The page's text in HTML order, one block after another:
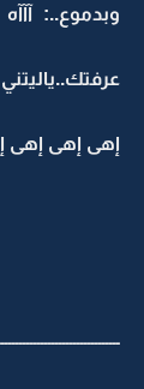
وبدموع..: آآآه
إهى إهى إهى